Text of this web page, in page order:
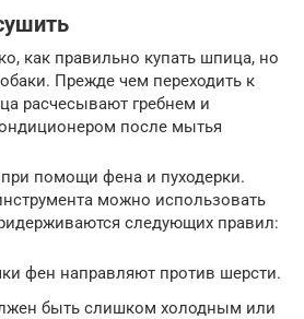
как правильно купать шпица, но
Прежде чем переходить к
расчесывают гребнем и
после мытья
помощи фена и пуходерки.
можно использовать
следующих правил:
фен направляют против шерсти.
быть слишком холодным или